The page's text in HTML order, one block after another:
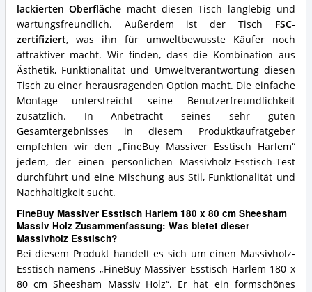
lackierten Oberfläche macht diesen Tisch langlebig und
wartungsfreundlich. Außerdem ist der Tisch FSC-
zertifiziert, was ihn für umweltbewusste Käufer noch
attraktiver macht. Wir finden, dass die Kombination aus
Ästhetik, Funktionalität und Umweltverantwortung diesen
Tisch zu einer herausragenden Option macht. Die einfache
Montage unterstreicht seine Benutzerfreundlichkeit
zusätzlich. In Anbetracht seines sehr guten
Gesamtergebnisses in diesem Produktkaufratgeber
empfehlen wir den „FineBuy Massiver Esstisch Harlem“
jedem, der einen persönlichen Massivholz-Esstisch-Test
durchführt und eine Mischung aus Stil, Funktionalität und
Nachhaltigkeit sucht.
FineBuy Massiver Esstisch Harlem 180 x 80 cm Sheesham
Massiv Holz Zusammenfassung: Was bietet dieser
Massivholz Esstisch?
Bei diesem Produkt handelt es sich um einen Massivholz-
Esstisch namens „FineBuy Massiver Esstisch Harlem 180 x
80 cm Sheesham Massiv Holz“. Er hat ein formschönes